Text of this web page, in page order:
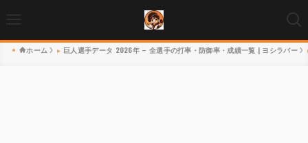
ホーム 巨人選手データ 2026年 – 全選手の打率・防御率・成績一覧 | ヨシラバー